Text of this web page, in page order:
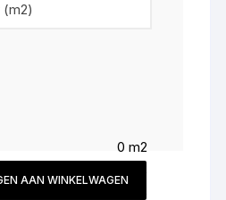
0 m2
m2
0 m2
AAN WINKELWAGEN